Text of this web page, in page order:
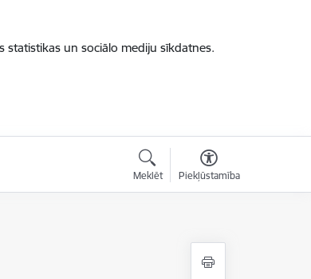
statistikas un sociālo mediju sīkdatnes.
Meklēt Piekļūstamība